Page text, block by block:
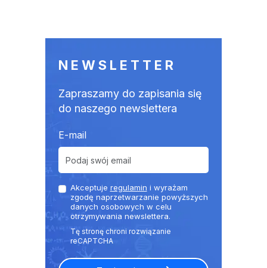
NEWSLETTER
Zapraszamy do zapisania się
do naszego newslettera
E-mail
Akceptuje regulamin i wyrażam
zgodę naprzetwarzanie powyższych
danych osobowych w celu
otrzymywania newslettera.